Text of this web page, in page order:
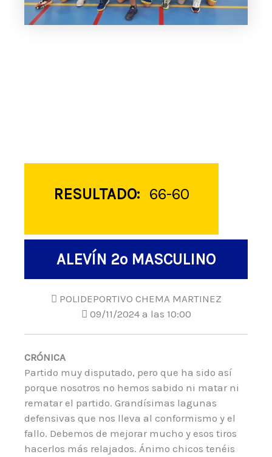
RESULTADO: 66-60
ALEVÍN 2º MASCULINO
POLIDEPORTIVO CHEMA MARTINEZ
09/11/2024 a las 10:00
CRÓNICA
Partido muy disputado, pero que ha sido así
porque nosotros no hemos sabido ni matar ni
rematar el partido. Grandísimas lagunas
defensivas que nos lleva al conformismo y el
fallo. Debemos de mejorar mucho y esos tiros
hacerlos más relajados. Ánimo chicos tenéis